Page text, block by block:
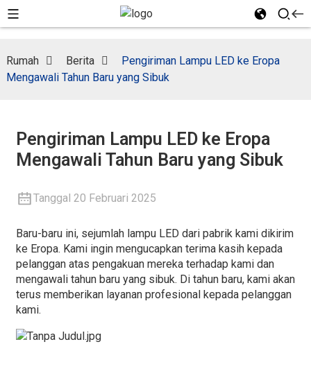
Rumah Berita
Pengiriman Lampu LED ke Eropa
Mengawali Tahun Baru yang Sibuk
Pengiriman Lampu LED ke Eropa
Mengawali Tahun Baru yang Sibuk
Tanggal 20 Februari 2025
Baru-baru ini, sejumlah lampu LED dari pabrik kami dikirim
ke Eropa. Kami ingin mengucapkan terima kasih kepada
pelanggan atas pengakuan mereka terhadap kami dan
mengawali tahun baru yang sibuk. Di tahun baru, kami akan
terus memberikan layanan profesional kepada pelanggan
kami.